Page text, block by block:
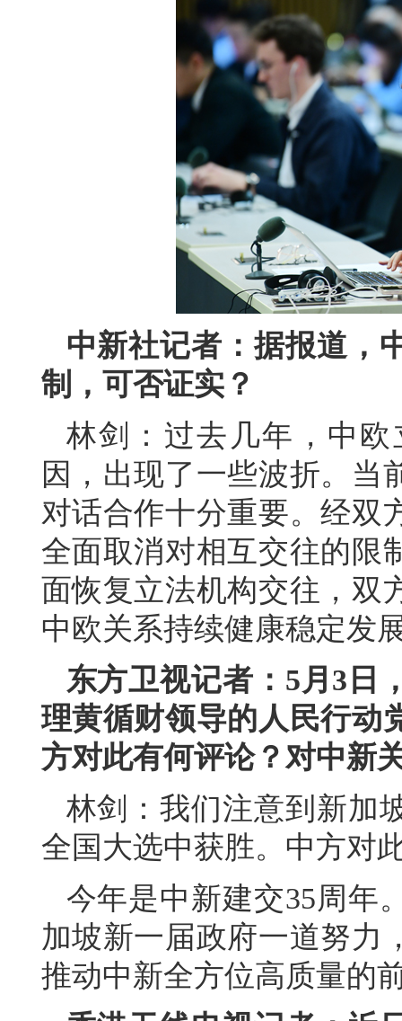
中新社记者：据报道，
制，可否证实？
林剑：过去几年，中
因，出现了一些波折。当
对话合作十分重要。经双
全面取消对相互交往的限
面恢复立法机构交往，双
中欧关系持续健康稳定发
东方卫视记者：5月3日
理黄循财领导的人民行动
方对此有何评论？对中新
林剑：我们注意到新加
全国大选中获胜。中方对
今年是中新建交35周年
加坡新一届政府一道努力
推动中新全方位高质量的